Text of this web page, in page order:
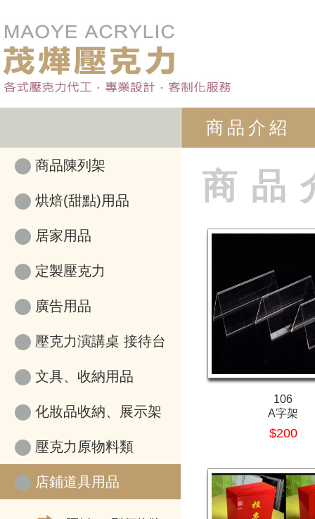
商品介紹
商品陳列架
烘焙(甜點)用品
居家用品
定製壓克力
廣告用品
壓克力演講桌 接待台
文具、收納用品
化妝品收納、展示架
壓克力原物料類
店鋪道具用品
商品
106
A字架
$200